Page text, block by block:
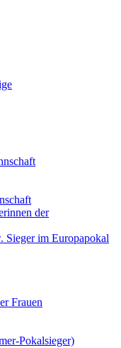
der
Sieger im Europapokal
Frauen
Pokalsieger)